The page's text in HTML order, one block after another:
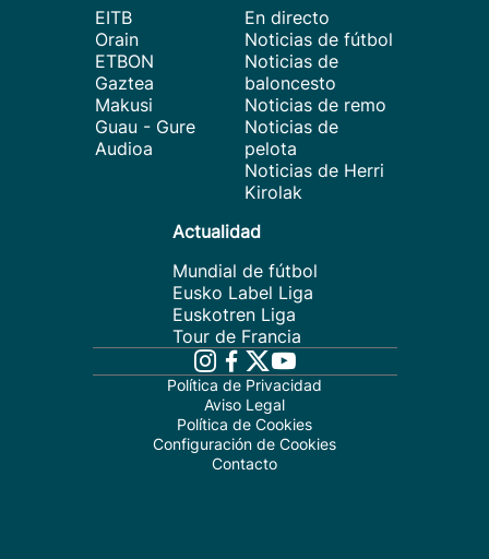
EITB
Orain
ETBON
Gaztea
Makusi
Guau - Gure
Audioa
En directo
Noticias de fútbol
Noticias de
baloncesto
Noticias de remo
Noticias de
pelota
Noticias de Herri
Kirolak
Actualidad
Mundial de fútbol
Eusko Label Liga
Euskotren Liga
Tour de Francia
Política de Privacidad
Aviso Legal
Política de Cookies
Configuración de Cookies
Contacto